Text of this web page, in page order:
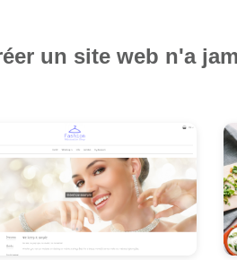
un site web n'a